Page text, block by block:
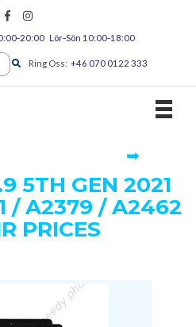
Lör‑Sön 10:00‑18:00
Ring Oss: +46 070 0122 333
➡
5TH GEN 2021
/ A2379 / A2462
PRICES